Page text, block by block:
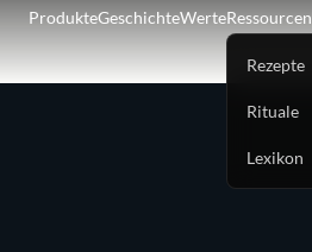
ProdukteGeschichteWerteRessourcen
Rezepte
Rituale
Lexikon